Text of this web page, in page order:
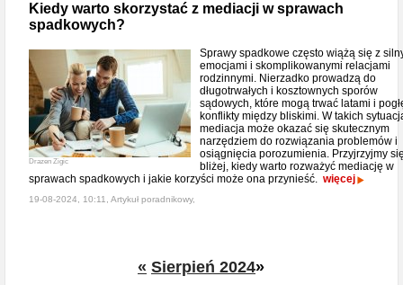
Kiedy warto skorzystać z mediacji w sprawach
spadkowych?
Drazen Zigic
Sprawy spadkowe często wiążą się z
emocjami i skomplikowanymi relacjami
rodzinnymi. Nierzadko prowadzą do
długotrwałych i kosztownych sporów
sądowych, które mogą trwać latami i
konflikty między bliskimi. W takich
mediacja może okazać się skutecznym
narzędziem do rozwiązania problemów i
osiągnięcia porozumienia. Przyjrzyjmy
bliżej, kiedy warto rozważyć mediację w
sprawach spadkowych i jakie korzyści może ona przynieść. więcej
19-08-2024, 10:11, Artykuł poradnikowy,
« Sierpień 2024»